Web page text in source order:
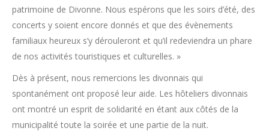
patrimoine de Divonne. Nous espérons que les soirs d’été, des
concerts y soient encore donnés et que des évènements
familiaux heureux s’y dérouleront et qu’il redeviendra un phare
de nos activités touristiques et culturelles. »
Dès à présent, nous remercions les divonnais qui
spontanément ont proposé leur aide. Les hôteliers divonnais
ont montré un esprit de solidarité en étant aux côtés de la
municipalité toute la soirée et une partie de la nuit.